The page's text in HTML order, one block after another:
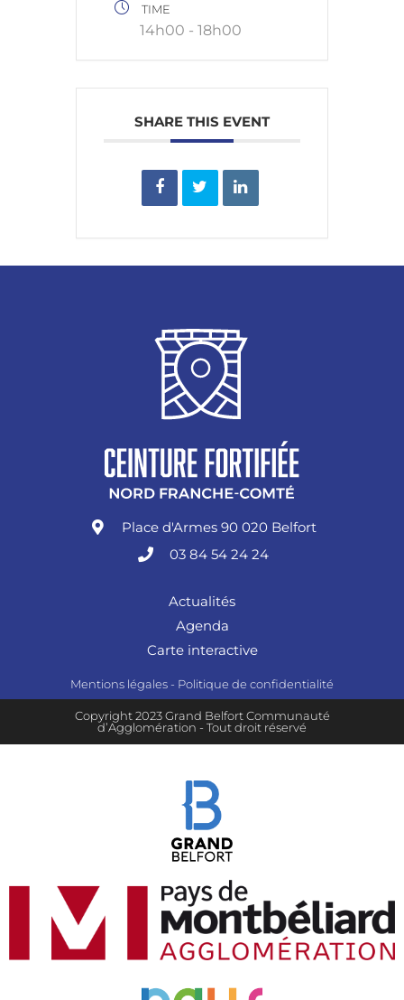
TIME
14h00 - 18h00
SHARE THIS EVENT
Place d'Armes 90 020 Belfort
03 84 54 24 24
Actualités
Agenda
Carte interactive
Mentions légales - Politique de confidentialité
Copyright 2023 Grand Belfort Communauté
d’Agglomération - Tout droit réservé